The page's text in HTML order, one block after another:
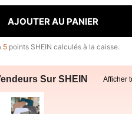
AJOUTER AU PANIER
5 points SHEIN calculés à la caisse.
Sur SHEIN